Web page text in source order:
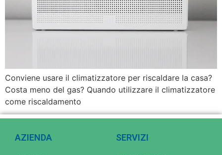
Conviene usare il climatizzatore per riscaldare la casa?
Costa meno del gas? Quando utilizzare il climatizzatore
come riscaldamento
AZIENDA SERVIZI